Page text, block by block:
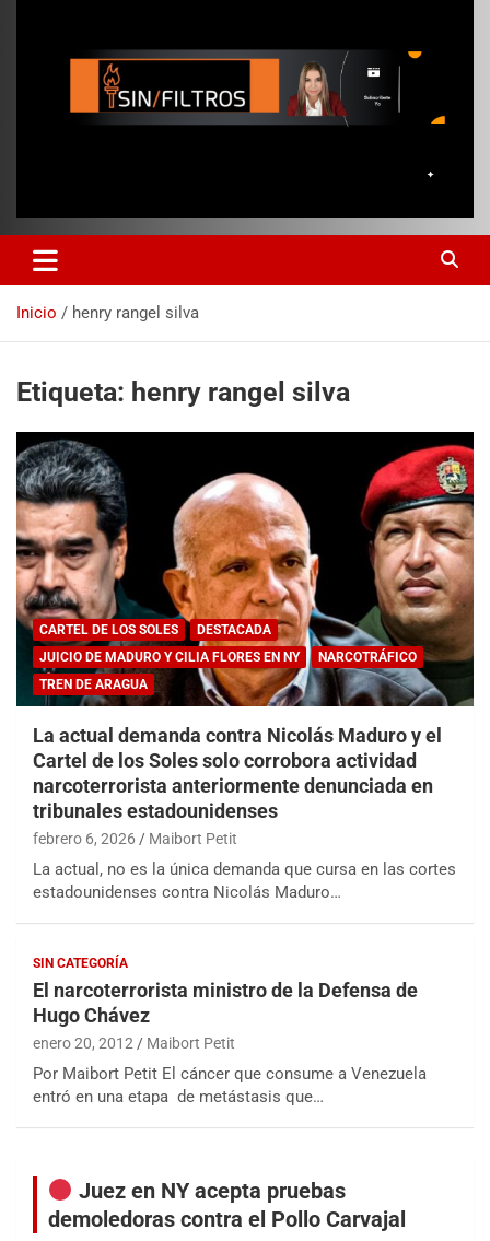
Inicio henry rangel silva
Etiqueta: henry rangel silva
CARTEL DE LOS SOLES
DESTACADA
JUICIO DE MADURO Y CILIA FLORES EN NY
NARCOTRÁFICO
TREN DE ARAGUA
La actual demanda contra Nicolás Maduro y el
Cartel de los Soles solo corrobora actividad
narcoterrorista anteriormente denunciada en
tribunales estadounidenses
febrero 6, 2026 Maibort Petit
La actual, no es la única demanda que cursa en las cortes
estadounidenses contra Nicolás Maduro…
SIN CATEGORÍA
El narcoterrorista ministro de la Defensa de
Hugo Chávez
enero 20, 2012 Maibort Petit
Por Maibort Petit El cáncer que consume a Venezuela
entró en una etapa de metástasis que…
Juez en NY acepta pruebas
demoledoras contra el Pollo Carvajal